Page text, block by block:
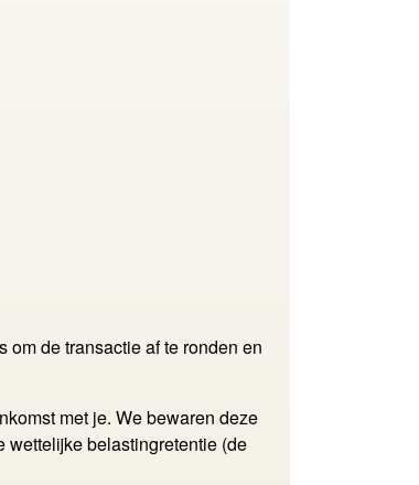
de transactie af te ronden en
met je. We bewaren deze
belastingretentie (de